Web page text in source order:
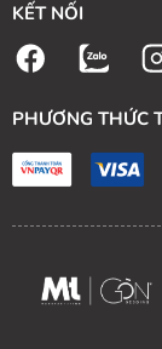
KẾT NỐI
PHƯƠNG THỨC